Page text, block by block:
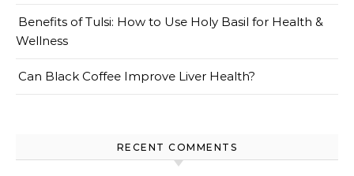
Benefits of Tulsi: How to Use Holy Basil for Health &
Wellness
Can Black Coffee Improve Liver Health?
RECENT COMMENTS